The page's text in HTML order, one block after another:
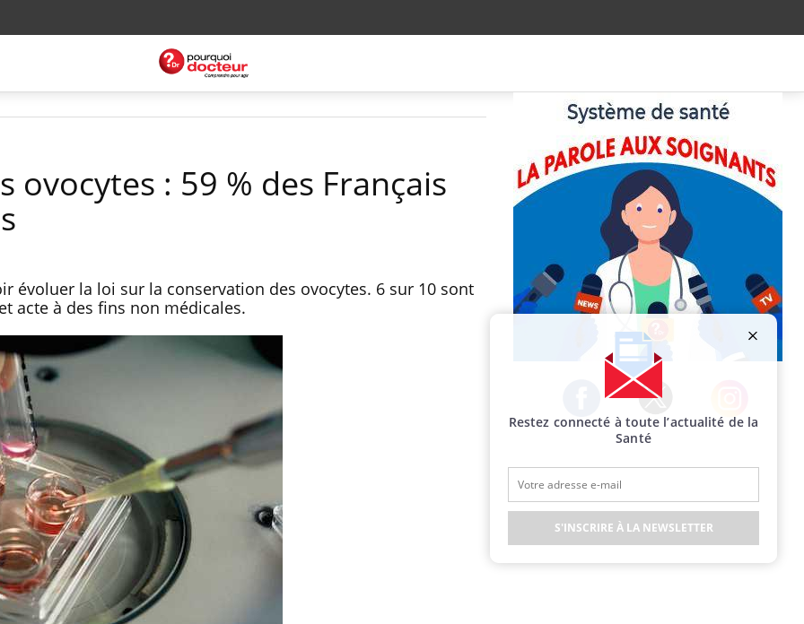
ovocytes : 59 % des Français
évoluer la loi sur la conservation des ovocytes. 6 sur 10 sont
acte à des fins non médicales.
Facebook Twitter Instagram
Restez connecté à toute l’actualité de la
Santé
S'INSCRIRE À LA NEWSLETTER